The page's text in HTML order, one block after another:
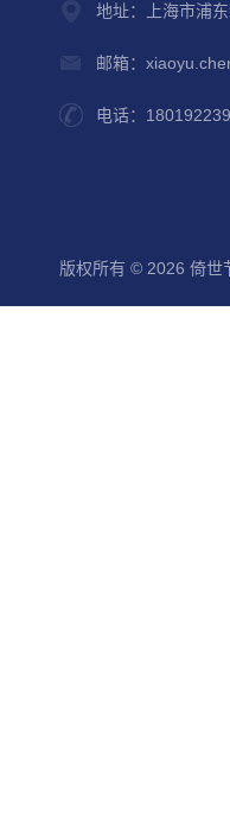
地址：上海市浦
邮箱：
电话：
版权所有 © 2026 倚世